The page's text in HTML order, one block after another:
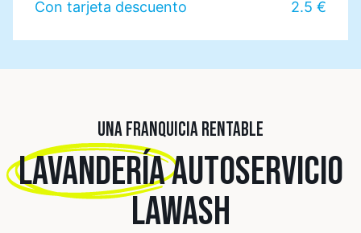
Con tarjeta descuento 2.5 €
UNA FRANQUICIA RENTABLE
LAVANDERÍAAUTOSERVICIO
LAWASH